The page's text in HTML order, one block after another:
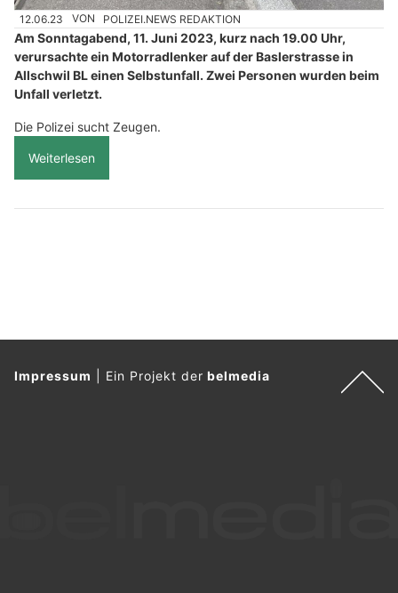
12.06.23 VON POLIZEI.NEWS REDAKTION
Am Sonntagabend, 11. Juni 2023, kurz nach 19.00 Uhr,
verursachte ein Motorradlenker auf der Baslerstrasse in
Allschwil BL einen Selbstunfall. Zwei Personen wurden beim
Unfall verletzt.
Die Polizei sucht Zeugen.
Weiterlesen
Impressum Ein Projekt derbelmedia